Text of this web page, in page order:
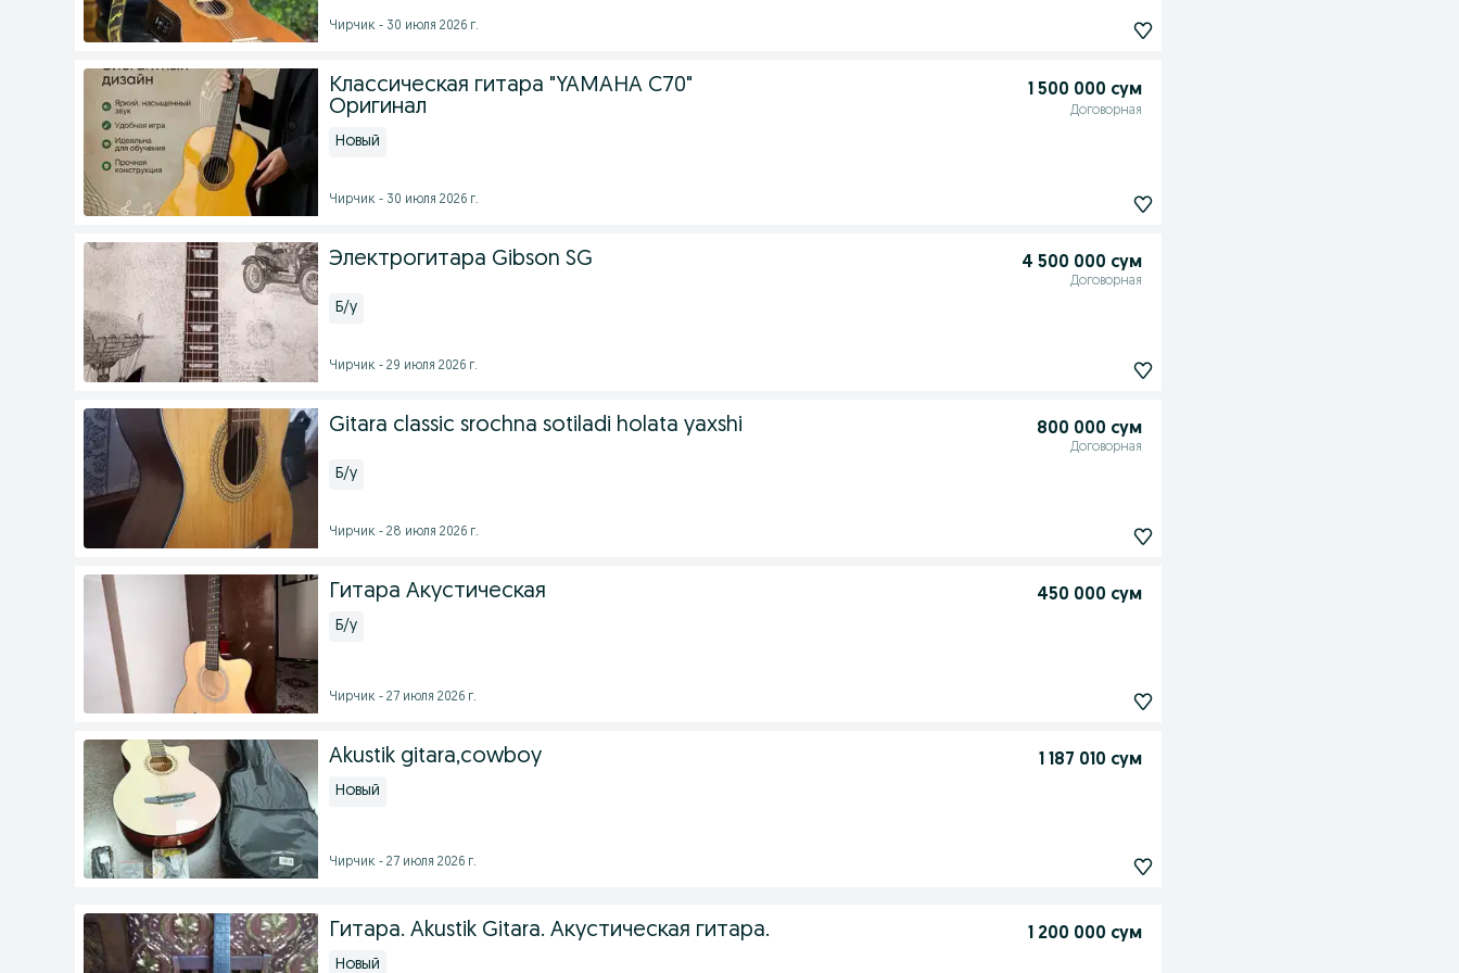
Чирчик - 30 июля 2026 г.
Классическая гитара "YAMAHA C70"
Оригинал
1 500 000 сум
Договорная
Новый
Чирчик - 30 июля 2026 г.
Электрогитара Gibson SG 4 500 000 сум
Договорная
Б/у
Чирчик - 29 июля 2026 г.
Gitara classic srochna sotiladi holata yaxshi 800 000 сум
Договорная
Б/у
Чирчик - 28 июля 2026 г.
Гитара Акустическая 450 000 сум
Б/у
Чирчик - 27 июля 2026 г.
Akustik gitara,cowboy 1 187 010 сум
Новый
Чирчик - 27 июля 2026 г.
Гитара. Akustik Gitara. Акустическая гитара. 1 200 000 сум
Новый